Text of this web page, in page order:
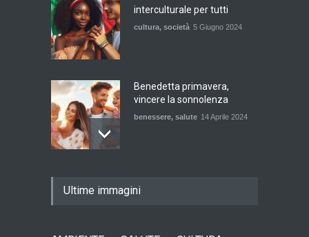
interculturale per tutti
cultura, società 5 Giugno 2024
Benedetta primavera,
vincere la sonnolenza
benessere, salute 14 Aprile 2024
una vera amicizia
Ultime immagini